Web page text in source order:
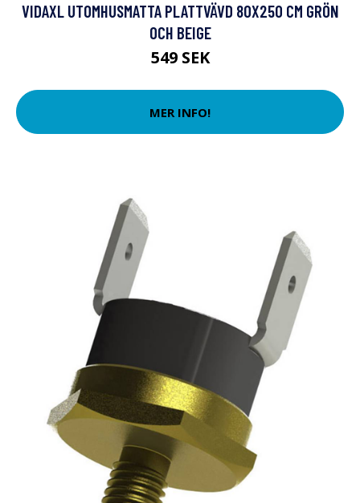
VIDAXL UTOMHUSMATTA PLATTVÄVD 80X250 CM GRÖN
OCH BEIGE
549 SEK
MER INFO!